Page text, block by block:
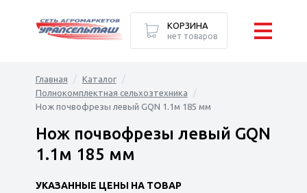
Главная
Каталог
Полнокомплектная сельхозтехника
Нож почвофрезы левый GQN 1.1м 185 мм
Нож почвофрезы левый GQN
1.1м 185 мм
УКАЗАННЫЕ ЦЕНЫ НА ТОВАР
КОРЗИНА
нет товаров